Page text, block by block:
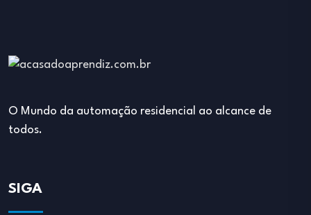
O Mundo da automação residencial ao alcance de
todos.
SIGA